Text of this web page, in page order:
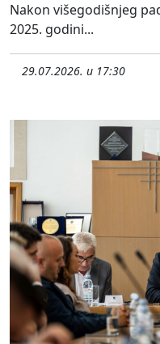
Nakon višegodišnjeg
2025. godini...
29.07.2026. u 17:30